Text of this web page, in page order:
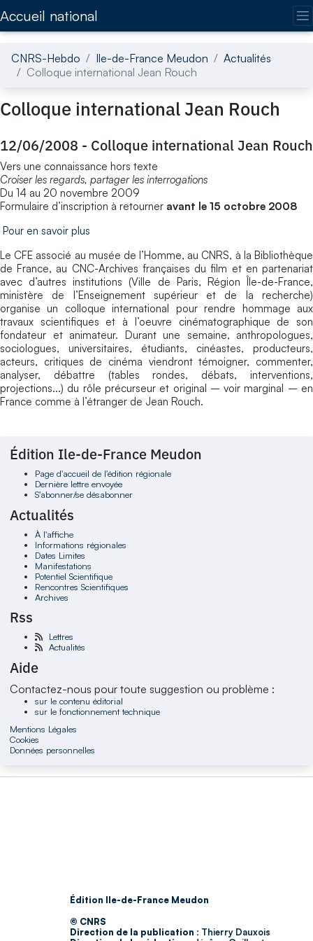
Accueil national
CNRS-Hebdo Ile-de-France Meudon
Actualités
Colloque international Jean Rouch
Colloque international Jean Rouch
12/06/2008 - Colloque international Jean Rouch
Vers une connaissance hors texte
Croiser les regards, partager les interrogations
Du 14 au 20 novembre 2009
Formulaire d’inscription à retourner avant le 15 octobre 2008
Pour en savoir plus
Le CFE associé au musée de l’Homme, au CNRS, à la Bibliothèque
de France, au CNC-Archives françaises du film et en partenariat
avec d’autres institutions (Ville de Paris, Région Île-de-France,
ministère de l’Enseignement supérieur et de la recherche)
organise un colloque international pour rendre hommage aux
travaux scientifiques et à l’oeuvre cinématographique de son
fondateur et animateur. Durant une semaine, anthropologues,
sociologues, universitaires, étudiants, cinéastes, producteurs,
acteurs, critiques de cinéma viendront témoigner, commenter,
analyser, débattre (tables rondes, débats, interventions,
projections...) du rôle précurseur et original – voir marginal – en
France comme à l’étranger de Jean Rouch.
Édition Ile-de-France Meudon
Page d'accueil de l'édition régionale
Dernière lettre envoyée
S'abonner/se désabonner
Actualités
À l'affiche
Informations régionales
Dates Limites
Manifestations
Potentiel Scientifique
Rencontres Scientifiques
Archives
Rss
Lettres
Actualités
Aide
Contactez-nous pour toute suggestion ou problème :
sur le contenu éditorial
sur le fonctionnement technique
Mentions Légales
Cookies
Données personnelles
Édition Ile-de-France Meudon
© CNRS
Direction de la publication : Thierry Dauxois